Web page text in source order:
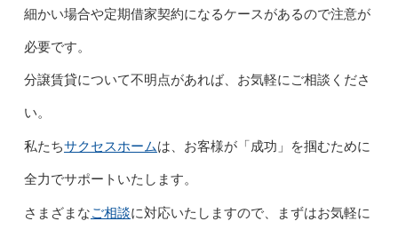
細かい場合や定期借家契約になるケースがあるので注意が
必要です。
分譲賃貸について不明点があれば、お気軽にご相談くださ
い。
私たちサクセスホームは、お客様が「成功」を掴むために
全力でサポートいたします。
さまざまなご相談に対応いたしますので、まずはお気軽に